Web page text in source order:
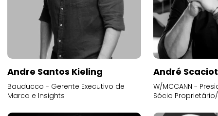
Andre Santos Kieling
Bauducco - Gerente Executivo de
Marca e Insights
André
W/MCCANN -
Sócio